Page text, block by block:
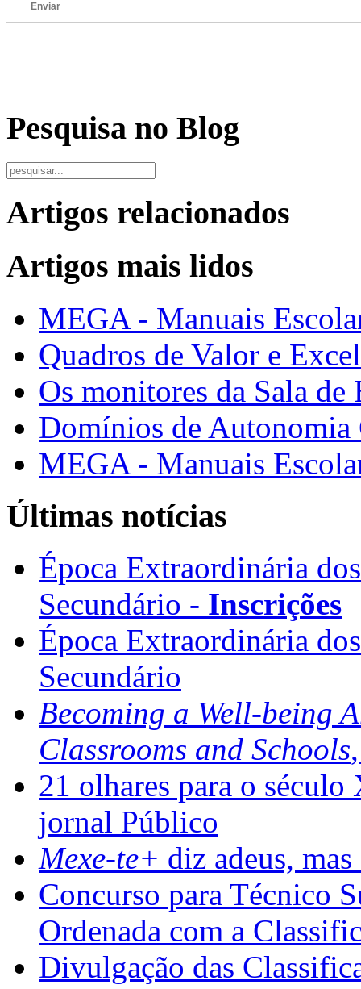
Enviar
Pesquisa no Blog
Artigos relacionados
Artigos mais lidos
MEGA - Manuais
Quadros de Valor e
Os monitores da Sala de
Domínios de Autonomia
MEGA - Manuais
Últimas notícias
Época Extraordinária
Secundário - Inscrições
Época Extraordinária
Secundário
Becoming a Well-being
Classrooms and Schools
21 olhares para o
jornal Público
Mexe-te+ diz adeus,
Concurso para Técnico
Ordenada com a
Divulgação das